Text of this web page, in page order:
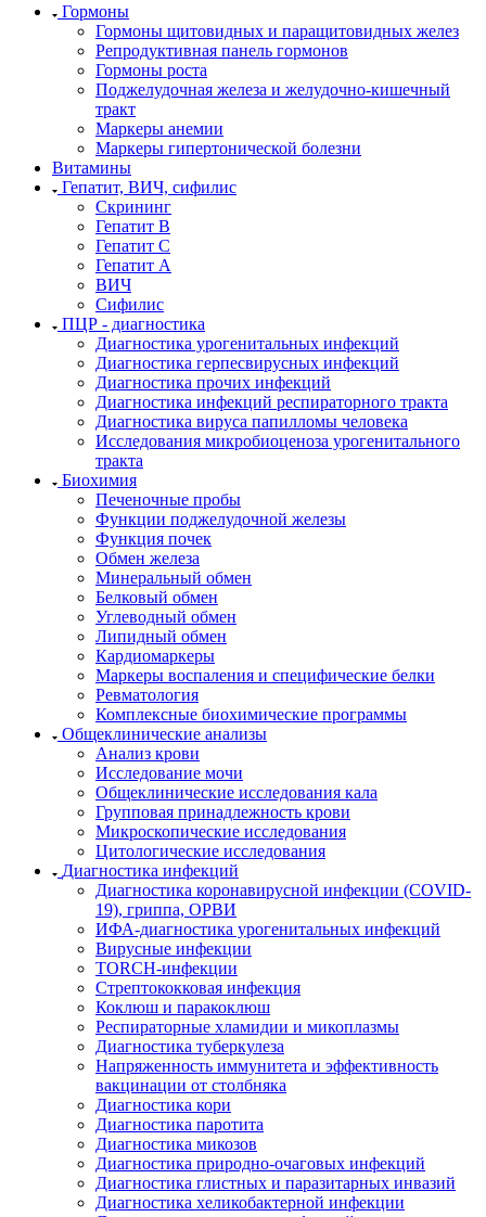
Гормоны
Гормоны щитовидных и паращитовидных желез
Репродуктивная панель гормонов
Гормоны роста
Поджелудочная железа и желудочно-кишечный
тракт
Маркеры анемии
Маркеры гипертонической болезни
Витамины
Гепатит, ВИЧ, сифилис
Скрининг
Гепатит В
Гепатит С
Гепатит А
ВИЧ
Сифилис
ПЦР - диагностика
Диагностика урогенитальных инфекций
Диагностика герпесвирусных инфекций
Диагностика прочих инфекций
Диагностика инфекций респираторного тракта
Диагностика вируса папилломы человека
Исследования микробиоценоза урогенитального
тракта
Биохимия
Печеночные пробы
Функции поджелудочной железы
Функция почек
Обмен железа
Минеральный обмен
Белковый обмен
Углеводный обмен
Липидный обмен
Кардиомаркеры
Маркеры воспаления и специфические белки
Ревматология
Комплексные биохимические программы
Общеклинические анализы
Анализ крови
Исследование мочи
Общеклинические исследования кала
Групповая принадлежность крови
Микроскопические исследования
Цитологические исследования
Диагностика инфекций
Диагностика коронавирусной инфекции (COVID-
19), гриппа, ОРВИ
ИФА-диагностика урогенитальных инфекций
Вирусные инфекции
TORCH-инфекции
Стрептококковая инфекция
Коклюш и паракоклюш
Респираторные хламидии и микоплазмы
Диагностика туберкулеза
Напряженность иммунитета и эффективность
вакцинации от столбняка
Диагностика кори
Диагностика паротита
Диагностика микозов
Диагностика природно-очаговых инфекций
Диагностика глистных и паразитарных инвазий
Диагностика хеликобактерной инфекции